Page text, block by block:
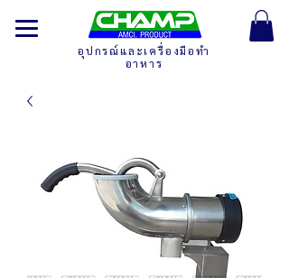
อุปกรณ์และเครื่องมือทำ
อาหาร